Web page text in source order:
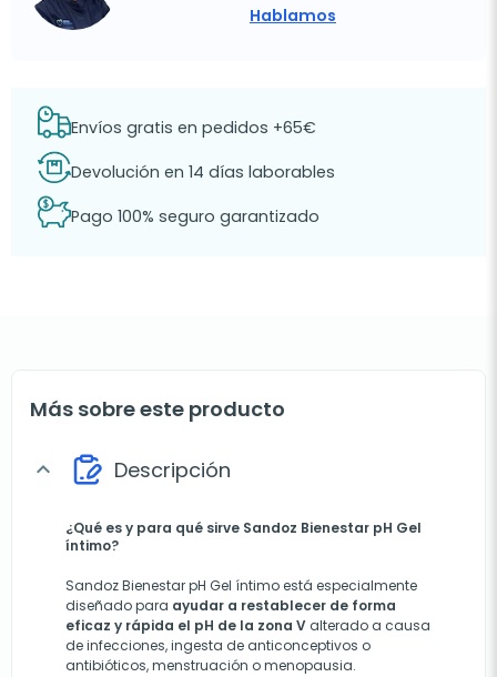
Hablamos
Envíos gratis en pedidos +65€
Devolución en 14 días laborables
Pago 100% seguro garantizado
Más sobre este producto
expand_more Descripción
¿Qué es y para qué sirve Sandoz Bienestar pH Gel
íntimo?
Sandoz Bienestar pH Gel íntimo está especialmente
diseñado para ayudar a restablecer de forma
eficaz y rápida el pH de la zona V alterado a causa
de infecciones, ingesta de anticonceptivos o
antibióticos, menstruación o menopausia.